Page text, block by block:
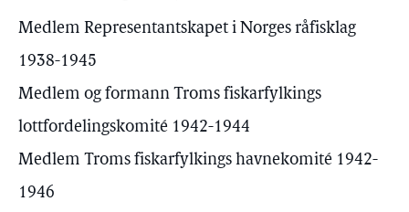
Medlem Representantskapet i Norges råfisklag
1938-1945
Medlem og formann Troms fiskarfylkings
lottfordelingskomité 1942-1944
Medlem Troms fiskarfylkings havnekomité 1942-
1946